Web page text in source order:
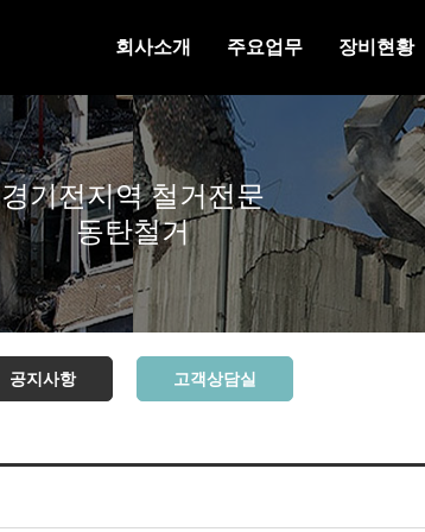
회사소개 주요업무 장비현황
경기전지역 철거전문
동탄철거
공지사항 고객상담실